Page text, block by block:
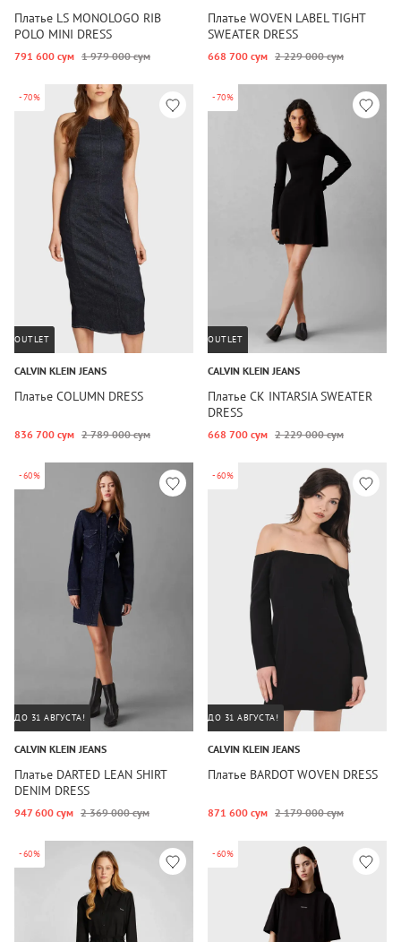
Платье LS MONOLOGO RIB
POLO MINI DRESS
791 600 сум 1 979 000 сум
Платье WOVEN LABEL TIGHT
SWEATER DRESS
668 700 сум 2 229 000 сум
-70%
OUTLET
CALVIN KLEIN JEANS
Платье COLUMN DRESS
836 700 сум 2 789 000 сум
-70%
OUTLET
CALVIN KLEIN JEANS
Платье CK INTARSIA SWEATER
DRESS
668 700 сум 2 229 000 сум
-60%
ДО 31 АВГУСТА!
CALVIN KLEIN JEANS
Платье DARTED LEAN SHIRT
DENIM DRESS
947 600 сум 2 369 000 сум
-60%
ДО 31 АВГУСТА!
CALVIN KLEIN JEANS
Платье BARDOT WOVEN DRESS
871 600 сум 2 179 000 сум
-60% -60%